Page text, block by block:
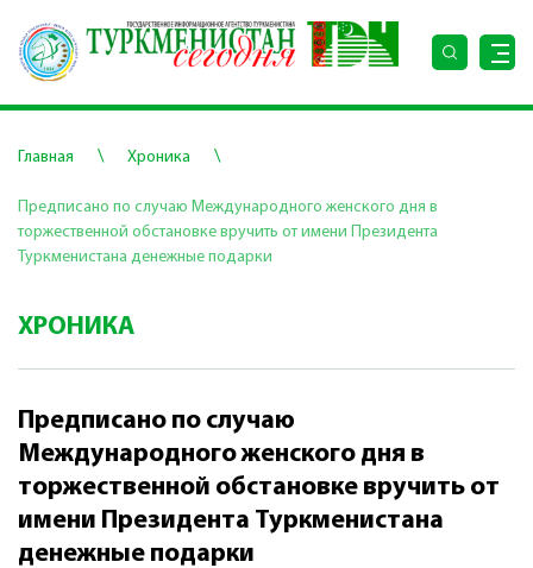
Главная \ Хроника \
Предписано по случаю Международного женского дня в
торжественной обстановке вручить от имени Президента
Туркменистана денежные подарки
ХРОНИКА
Предписано по случаю
Международного женского дня в
торжественной обстановке вручить от
имени Президента Туркменистана
денежные подарки